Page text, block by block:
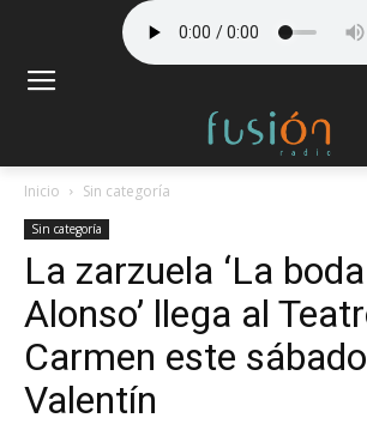
Inicio Sin categoría
Sin categoría
La zarzuela ‘La
Alonso’ llega al
Carmen este
Valentín